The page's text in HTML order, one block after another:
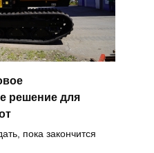
решение для
пока закончится